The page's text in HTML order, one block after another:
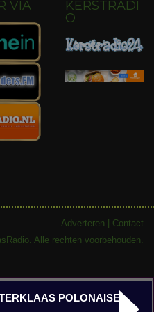
VIA
KERSTRADI
O
Adverteren
Contact
Alle rechten voorbehouden.
POLONAISE